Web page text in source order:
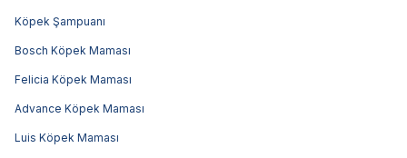
Köpek Şampuanı
Bosch Köpek Maması
Felicia Köpek Maması
Advance Köpek Maması
Luis Köpek Maması